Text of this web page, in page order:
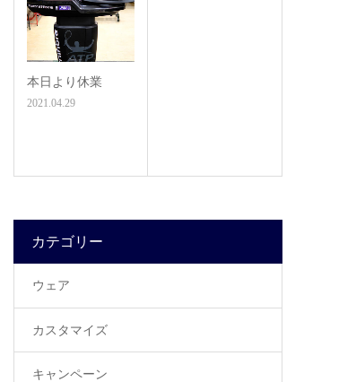
本日より休業
2021.04.29
カテゴリー
ウェア
カスタマイズ
キャンペーン